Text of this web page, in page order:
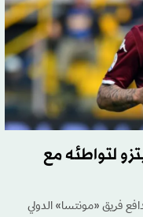
لتواطئه مع
فريق «مونتسا» الدولي